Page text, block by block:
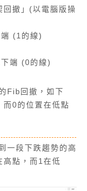
回撤｣ (以電腦版操
(1的線)
端 (0的線)
Fib回撤，如下
而0的位置在低點
一段下跌趨勢的高
高點，而1在低